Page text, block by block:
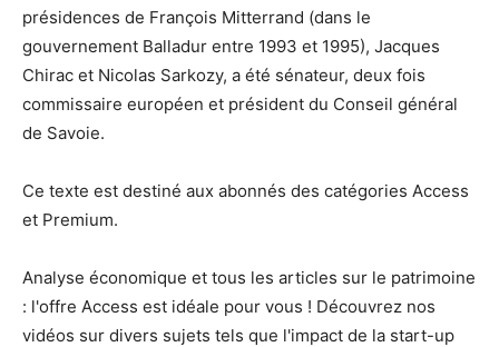
présidences de François Mitterrand (dans le
gouvernement Balladur entre 1993 et 1995), Jacques
Chirac et Nicolas Sarkozy, a été sénateur, deux fois
commissaire européen et président du Conseil général
de Savoie.
Ce texte est destiné aux abonnés des catégories Access
et Premium.
Analyse économique et tous les articles sur le patrimoine
: l'offre Access est idéale pour vous ! Découvrez nos
vidéos sur divers sujets tels que l'impact de la start-up